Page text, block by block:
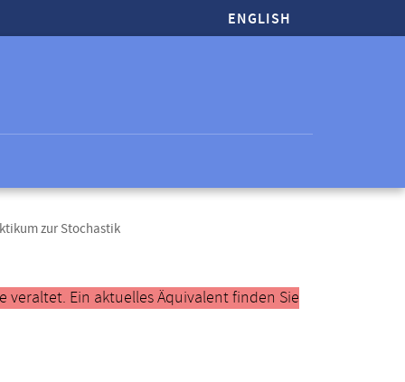
ENGLISH
zur Stochastik
veraltet. Ein aktuelles Äquivalent finden Sie